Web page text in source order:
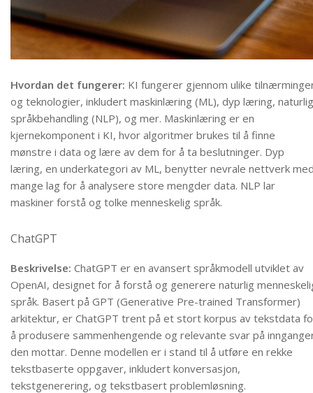
Hvordan det fungerer: KI fungerer gjennom ulike
og teknologier, inkludert maskinlæring (ML), dyp læring, naturlig
språkbehandling (NLP), og mer. Maskinlæring er en
kjernekomponent i KI, hvor algoritmer brukes til å finne
mønstre i data og lære av dem for å ta beslutninger. Dyp
læring, en underkategori av ML, benytter nevrale nettverk
mange lag for å analysere store mengder data. NLP lar
maskiner forstå og tolke menneskelig språk.
ChatGPT
Beskrivelse: ChatGPT er en avansert språkmodell utviklet av
OpenAI, designet for å forstå og generere naturlig
språk. Basert på GPT (Generative Pre-trained Transformer)
arkitektur, er ChatGPT trent på et stort korpus av tekstdata
å produsere sammenhengende og relevante svar på
den mottar. Denne modellen er i stand til å utføre en rekke
tekstbaserte oppgaver, inkludert konversasjon,
tekstgenerering, og tekstbasert problemløsning.